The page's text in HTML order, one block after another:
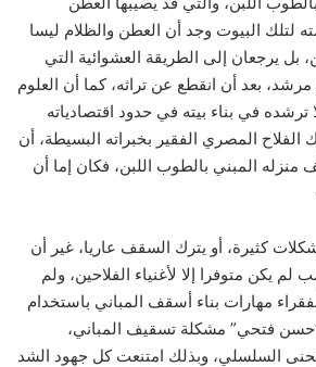
لتلك البيوت وجد أن العطن والظلام ليسا
بل يرجعان إلى الطريقة العشوائية التي
مرشد، بعد أن انقطع عن تراثه، كما أن العلوم
ترشده في بناء بيته في حدود اقتصادياته
الفلاح المصري الفقير بخبراته البسيطة، أن
المبني بالطوب اللبن، فكان إما أن
كثيرة، أو يترك السقف عاريا، غير أن
يكن متوفرا إلا لأغنياء الفلاحين، ولم
مهارات بناء أسقف المباني باستخدام
فتحي” مشكلة تسقيف المباني،
السلسلي، وبذلك امتنعت كل جهود الشد